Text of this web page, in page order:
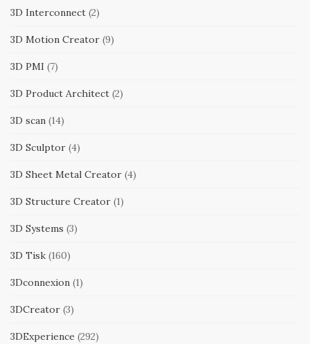
3D Interconnect (2)
3D Motion Creator (9)
3D PMI (7)
3D Product Architect (2)
3D scan (14)
3D Sculptor (4)
3D Sheet Metal Creator (4)
3D Structure Creator (1)
3D Systems (3)
3D Tisk (160)
3Dconnexion (1)
3DCreator (3)
3DExperience (292)